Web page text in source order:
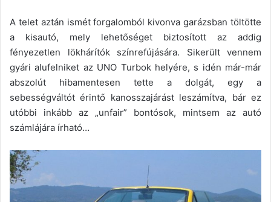
A telet aztán ismét forgalomból kivonva garázsban töltötte
a kisautó, mely lehetőséget biztosított az addig
fényezetlen lökhárítók színrefújására. Sikerült vennem
gyári alufelniket az UNO Turbok helyére, s idén már-már
abszolút hibamentesen tette a dolgát, egy a
sebességváltót érintő kanosszajárást leszámítva, bár ez
utóbbi inkább az „unfair” bontósok, mintsem az autó
számlájára írható…